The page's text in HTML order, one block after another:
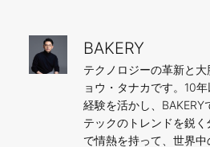
BAKERY
テクノロジーの革新と
ョウ・タナカです。10
経験を活かし、BAKERY
テックのトレンドを鋭
で情熱を持って、世界